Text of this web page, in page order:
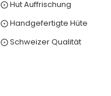
⨀ Hut Auffrischung
⨀ Handgefertigte Hüte
⨀ Schweizer Qualität